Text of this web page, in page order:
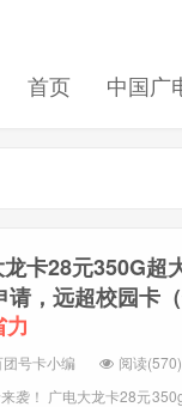
首页 中国广
卡28元350G超
，远超校园卡
团号卡小编 阅读(570)
袭！ 广电大龙卡28元